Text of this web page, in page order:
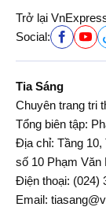
Trở lại
Social:
Tia Sáng
Chuyên trang tri
Tổng biên tập:
Địa chỉ: Tầng 10,
số 10 Phạm Văn
Điện thoại: (024)
Email: